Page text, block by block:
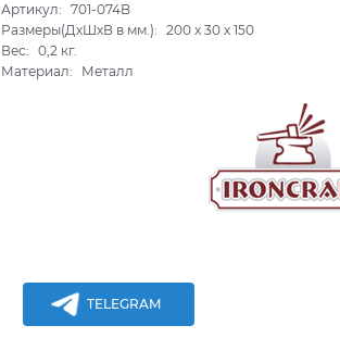
Артикул:
701-074B
Размеры(ДхШхВ в мм.):
200 x30 x150
Вес:
0,2 кг.
Материал:
Металл
TELEGRAM